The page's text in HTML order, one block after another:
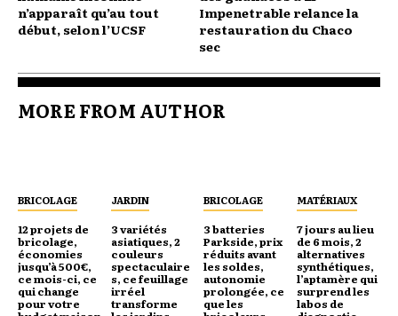
n’apparaît qu’au tout
début, selon l’UCSF
Impenetrable relance la
restauration du Chaco
sec
MORE FROM AUTHOR
BRICOLAGE
12 projets de
bricolage,
économies
jusqu’à 500€,
ce mois-ci, ce
qui change
pour votre
JARDIN
3 variétés
asiatiques, 2
couleurs
spectaculaire
s, ce feuillage
irréel
transforme
BRICOLAGE
3 batteries
Parkside, prix
réduits avant
les soldes,
autonomie
prolongée, ce
que les
MATÉRIAUX
7 jours au lieu
de 6 mois, 2
alternatives
synthétiques,
l’aptamère qui
surprend les
labos de